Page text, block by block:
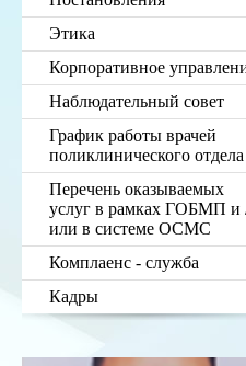
Этика
Корпоративное
Наблюдательный совет
График работы врачей
поликлинического отдела
Перечень оказываемых
услуг в рамках ГОБМП и
или в системе ОСМС
Комплаенс - служба
Кадры